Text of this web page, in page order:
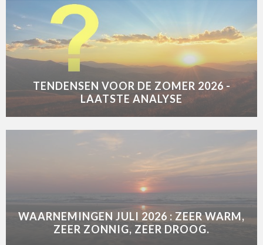
TENDENSEN VOOR DE ZOMER 2026 -
LAATSTE ANALYSE
WAARNEMINGEN JULI 2026 : ZEER WARM,
ZEER ZONNIG, ZEER DROOG.